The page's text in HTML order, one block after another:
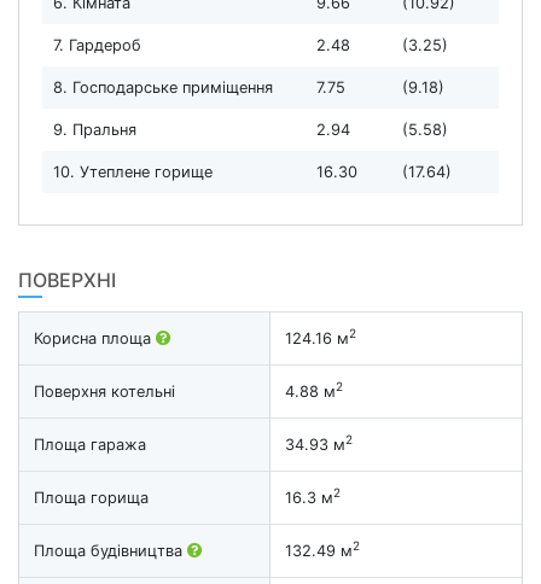
7. Гардероб 2.48 (3.25)
8. Господарське приміщення 7.75 (9.18)
9. Пральня 2.94 (5.58)
10. Утеплене горище 16.30 (17.64)
ПОВЕРХНІ
Корисна площа 124.16 м2
Поверхня котельні 4.88 м2
Площа гаража 34.93 м2
Площа горища 16.3 м2
Площа будівництва 132.49 м2